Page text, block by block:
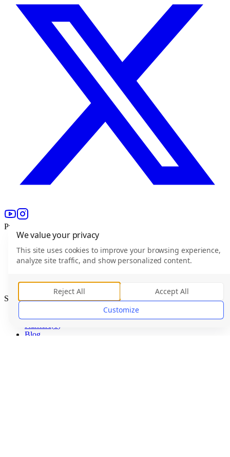
Produkt
For virksomheder
Efektive Verified
For Enterprise
Selskab
Karriere( 0 )
Blog
We value your privacy
This site uses cookies to improve your browsing experience,
analyze site traffic, and show personalized content.
Reject All
Accept All
Customize